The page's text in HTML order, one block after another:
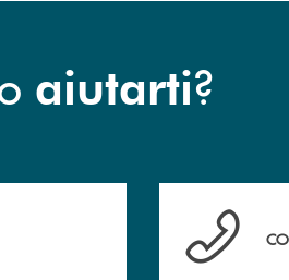
aiutarti?
filiali . Hai